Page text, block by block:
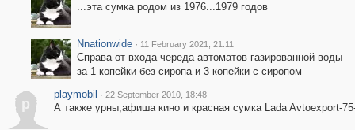
...эта сумка родом из 1976...1979 годов
Nnationwide · 11 February 2021, 21:11
Справа от входа череда автоматов газированной воды
за 1 копейки без сиропа и 3 копейки с сиропом
p
playmobil · 22 September 2010, 18:48
А также урны,афиша кино и красная сумка Lada Avtoexport-75-